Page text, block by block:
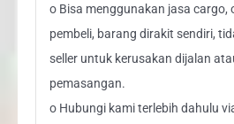
o Bisa menggunakan jasa cargo,
pembeli, barang dirakit sendiri,
seller untuk kerusakan dijalan
pemasangan.
o Hubungi kami terlebih dahulu